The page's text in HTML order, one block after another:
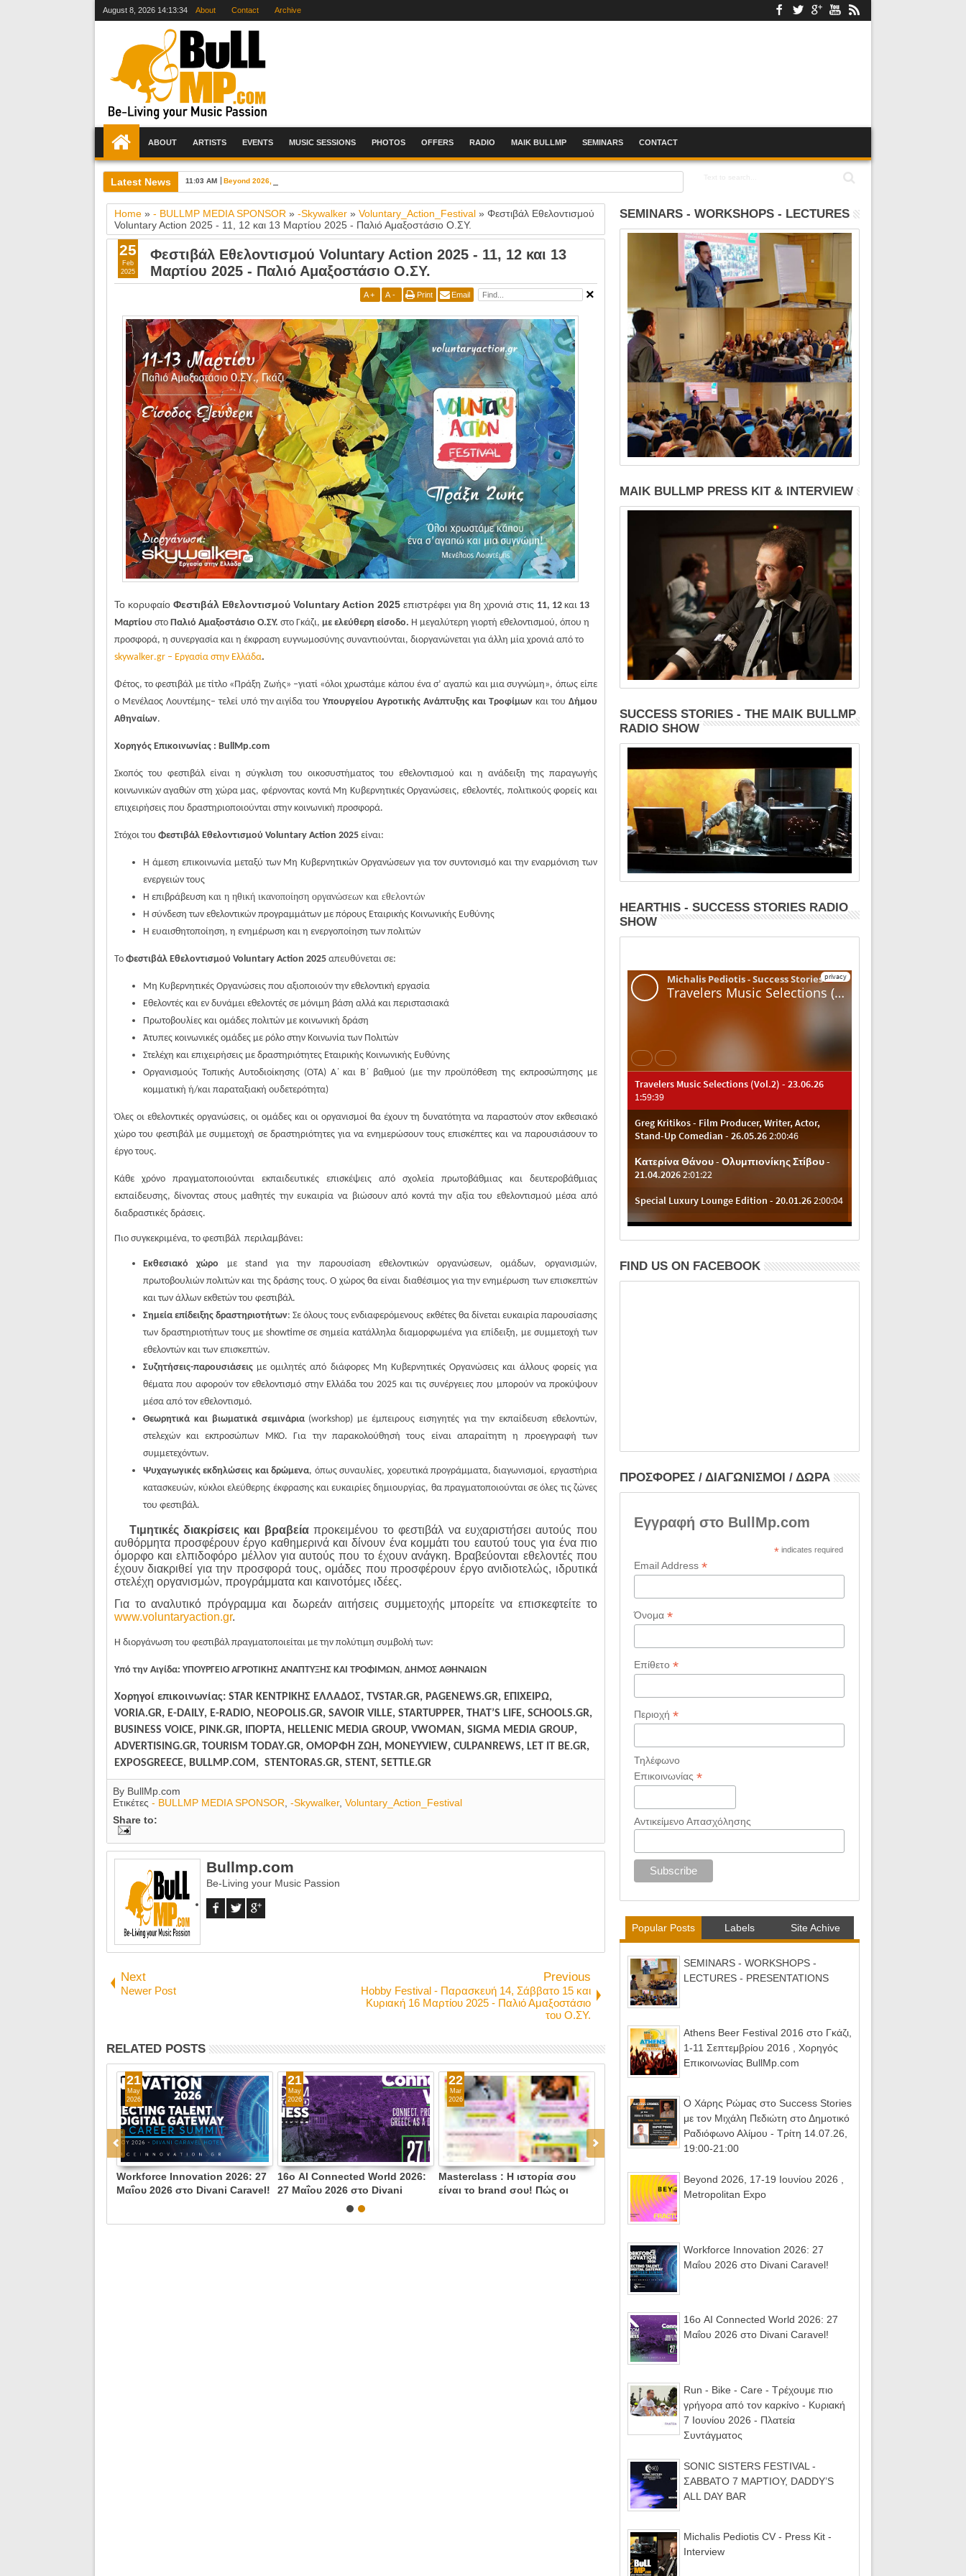
August 8, 2026 14:13:35 About Contact Archive
ABOUT ARTISTS EVENTS MUSIC SESSIONS PHOTOS OFFERS RADIO MAIK BULLMP SEMINARS CONTACT
Latest News 11:03 AM Beyond 2026, 17-19 Ιουνίου 2026 , Metropolitan Expo
Home» - BULLMP MEDIA SPONSOR » -Skywalker» Voluntary_Action_Festival» Φεστιβάλ Εθελοντισμού
Voluntary Action 2025 - 11, 12 και 13 Μαρτίου 2025 - Παλιό Αμαξοστάσιο Ο.ΣΥ.
Φεστιβάλ Εθελοντισμού Voluntary Action 2025 - 11, 12 και 13
Μαρτίου 2025 - Παλιό Αμαξοστάσιο Ο.ΣΥ.
A + A - Print Email
Το κορυφαίο Φεστιβάλ Εθελοντισμού Voluntary Action 2025επιστρέφει για 8η χρονιά στις 11, 12 και13
Μαρτίου στο Παλιό Αμαξοστάσιο Ο.ΣΥ. στο Γκάζι, με ελεύθερη είσοδο. Η μεγαλύτερη γιορτή εθελοντισμού, όπου η
προσφορά, η συνεργασία και η έκφραση ευγνωμοσύνης συναντιούνται, διοργανώνεται για άλλη μία χρονιά από το
skywalker.gr – Εργασία στην Ελλάδα.
Φέτος, το φεστιβάλ με τίτλο «Πράξη Ζωής» –γιατί «όλοι χρωστάμε κάπου ένα σ’ αγαπώ και μια συγνώμη», όπως είπε
ο Μενέλαος Λουντέμης– τελεί υπό την αιγίδα τουΥπουργείου Αγροτικής Ανάπτυξης και Τροφίμων και του Δήμου
Αθηναίων.
Χορηγός Επικοινωνίας : BullMp.com
Σκοπός του φεστιβάλ είναι η σύγκλιση του οικοσυστήματος του εθελοντισμού και η ανάδειξη της παραγωγής
κοινωνικών αγαθών στη χώρα μας, φέρνοντας κοντά Μη Κυβερνητικές Οργανώσεις, εθελοντές, πολιτικούς φορείς και
επιχειρήσεις που δραστηριοποιούνται στην κοινωνική προσφορά.
Στόχοι του Φεστιβάλ Εθελοντισμού Voluntary Action 2025 είναι:
Η άμεση επικοινωνία μεταξύ των Μη Κυβερνητικών Οργανώσεων για τον συντονισμό και την εναρμόνιση των
ενεργειών τους
Η επιβράβευση και η ηθική ικανοποίηση οργανώσεων και εθελοντών
Η σύνδεση των εθελοντικών προγραμμάτων με πόρους Εταιρικής Κοινωνικής Ευθύνης
Η ευαισθητοποίηση, η ενημέρωση και η ενεργοποίηση των πολιτών
Το Φεστιβάλ Εθελοντισμού Voluntary Action 2025απευθύνεται σε:
Μη Κυβερνητικές Οργανώσεις που αξιοποιούν την εθελοντική εργασία
Εθελοντές και εν δυνάμει εθελοντές σε μόνιμη βάση αλλά και περιστασιακά
Πρωτοβουλίες και ομάδες πολιτών με κοινωνική δράση
Άτυπες κοινωνικές ομάδες με ρόλο στην Κοινωνία των Πολιτών
Στελέχη και επιχειρήσεις με δραστηριότητες Εταιρικής Κοινωνικής Ευθύνης
Οργανισμούς Τοπικής Αυτοδιοίκησης (ΟΤΑ) Α΄ και Β΄ βαθμού (με την προϋπόθεση της εκπροσώπησης με
κομματική ή/και παραταξιακή ουδετερότητα)
Όλες οι εθελοντικές οργανώσεις, οι ομάδες και οι οργανισμοί θα έχουν τη δυνατότητα να παραστούν στον εκθεσιακό
χώρο του φεστιβάλ με συμμετοχή σε δραστηριότητες για να ενημερώσουν τους επισκέπτες και να παρουσιάσουν το
έργο τους.
Κάθε χρόνο πραγματοποιούνται εκπαιδευτικές επισκέψεις από σχολεία πρωτοβάθμιας και δευτεροβάθμιας
εκπαίδευσης, δίνοντας στους μαθητές την ευκαιρία να βιώσουν από κοντά την αξία του εθελοντισμού μέσα από
διαδραστικές δράσεις.
Πιο συγκεκριμένα, το φεστιβάλ περιλαμβάνει:
Εκθεσιακό χώρο με stand για την παρουσίαση εθελοντικών οργανώσεων, ομάδων, οργανισμών,
πρωτοβουλιών πολιτών και της δράσης τους. Ο χώρος θα είναι διαθέσιμος για την ενημέρωση των επισκεπτών
και των άλλων εκθετών του φεστιβάλ.
Σημεία επίδειξης δραστηριοτήτων: Σε όλους τους ενδιαφερόμενους εκθέτες θα δίνεται ευκαιρία παρουσίασης
των δραστηριοτήτων τους με showtime σε σημεία κατάλληλα διαμορφωμένα για επίδειξη, με συμμετοχή των
εθελοντών και των επισκεπτών.
Συζητήσεις-παρουσιάσειςμε ομιλητές από διάφορες Μη Κυβερνητικές Οργανώσεις και άλλους φορείς για
θέματα που αφορούν τον εθελοντισμό στην Ελλάδα του 2025 και τις συνέργειες που μπορούν να προκύψουν
μέσα από τον εθελοντισμό.
Θεωρητικά και βιωματικά σεμινάρια (workshop) με έμπειρους εισηγητές για την εκπαίδευση εθελοντών,
στελεχών και εκπροσώπων ΜΚΟ. Για την παρακολούθησή τους είναι απαραίτητη η προεγγραφή των
συμμετεχόντων.
Ψυχαγωγικές εκδηλώσεις και δρώμενα, όπως συναυλίες, χορευτικά προγράμματα, διαγωνισμοί, εργαστήρια
κατασκευών, κύκλοι ελεύθερης έκφρασης και ευκαιρίες δημιουργίας, θα πραγματοποιούνται σε όλες τις ζώνες
του φεστιβάλ.
Τιμητικές διακρίσεις και βραβεία προκειμένου το φεστιβάλ να ευχαριστήσει αυτούς που
αυθόρμητα προσφέρουν έργο καθημερινά και δίνουν ένα κομμάτι του εαυτού τους για ένα πιο
όμορφο και ελπιδοφόρο μέλλον για αυτούς που το έχουν ανάγκη. Βραβεύονται εθελοντές που
έχουν διακριθεί για την προσφορά τους, ομάδες που προσφέρουν έργο ανιδιοτελώς, ιδρυτικά
στελέχη οργανισμών, προγράμματα και καινοτόμες ιδέες.
Για το αναλυτικό πρόγραμμα και δωρεάν αιτήσεις συμμετοχής μπορείτε να επισκεφτείτε το
www.voluntaryaction.gr.
Η διοργάνωση του φεστιβάλ πραγματοποιείται με την πολύτιμη συμβολή των:
Υπό την Αιγίδα: ΥΠΟΥΡΓΕΙΟ ΑΓΡΟΤΙΚΗΣ ΑΝΑΠΤΥΞΗΣ ΚΑΙ ΤΡΟΦΙΜΩΝ, ΔΗΜΟΣ ΑΘΗΝΑΙΩΝ
Χορηγοί επικοινωνίας: STARΚΕΝΤΡΙΚΗΣ ΕΛΛΑΔΟΣ, TVSTAR.GR, PAGENEWS.GR, ΕΠΙΧΕΙΡΩ,
VORIA.GR, E-DAILY, E-RADIO, NEOPOLIS.GR, SAVOIR VILLE, STARTUPPER, THAT’S LIFE, SCHOOLS.GR,
BUSINESS VOICE, PINK.GR, ΙΠΟΡΤΑ, HELLENIC MEDIA GROUP, VWOMAN, SIGMA MEDIA GROUP,
ADVERTISING.GR, TOURISM TODAY.GR, ΟΜΟΡΦΗ ΖΩΗ, MONEYVIEW, CULPANREWS, LET IT BE.GR,
EXPOSGREECE, BULLMP.COM, STENTORAS.GR, STENT, SETTLE.GR
25
Feb
2025
By BullMp.com
Ετικέτες - BULLMP MEDIA SPONSOR -Skywalker, Voluntary_Action_Festival
Share to:
Bullmp.com
Be-Living your Music Passion
Next
Newer Post
Previous
Hobby Festival - Παρασκευή 14, Σάββατο 15 και
Κυριακή 16 Μαρτίου 2025 - Παλιό Αμαξοστάσιο
του Ο.ΣΥ.
RELATED POSTS
Workforce Innovation 2026: 27
Μαΐου 2026 στο Divani Caravel!
21
May
2026
16ο AI Connected World 2026:
27 Μαΐου 2026 στο Divani
21
May
2026
Masterclass : Η ιστορία σου
είναι το brand σου! Πώς οι
22
Mar
2026
SEMINARS - WORKSHOPS - LECTURES
MAIK BULLMP PRESS KIT & INTERVIEW
SUCCESS STORIES - THE MAIK BULLMP
RADIO SHOW
HEARTHIS - SUCCESS STORIES RADIO
SHOW
FIND US ON FACEBOOK
ΠΡΟΣΦΟΡΕΣ / ΔΙΑΓΩΝΙΣΜΟΙ / ΔΩΡΑ
Εγγραφή στο BullMp.com
* indicates required
Email Address*
Όνομα*
Επίθετο*
Περιοχή*
Τηλέφωνο
Επικοινωνίας*
Αντικείμενο Απασχόλησης
Popular Posts Labels Site Achive
SEMINARS - WORKSHOPS -
LECTURES - PRESENTATIONS
Athens Beer Festival 2016 στο Γκάζι,
1-11 Σεπτεμβρίου 2016 , Χορηγός
Επικοινωνίας BullMp.com
Ο Χάρης Ρώμας στο Success Stories
με τον Μιχάλη Πεδιώτη στο Δημοτικό
Ραδιόφωνο Αλίμου - Τρίτη 14.07.26,
19:00-21:00
Beyond 2026, 17-19 Ιουνίου 2026 ,
Metropolitan Expo
Workforce Innovation 2026: 27
Μαΐου 2026 στο Divani Caravel!
16ο AI Connected World 2026: 27
Μαΐου 2026 στο Divani Caravel!
Run - Bike - Care - Τρέχουμε πιο
γρήγορα από τον καρκίνο - Κυριακή
7 Ιουνίου 2026 - Πλατεία
Συντάγματος
SONIC SISTERS FESTIVAL -
ΣΑΒΒΑΤΟ 7 ΜΑΡΤΙΟΥ, DADDY’S
ALL DAY BAR
Michalis Pediotis CV - Press Kit -
Interview